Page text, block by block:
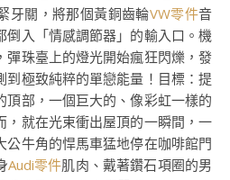
牙關，將那個黃銅齒輪VW零件音
倒入「情感調節器」的輸入口。機
彈珠臺上的燈光開始瘋狂閃爍，發
到極致純粹的單戀能量！目標：提
頂部，一個巨大的、像彩虹一樣的
，就在光束衝出屋頂的一瞬間，一
公牛角的悍馬車猛地停在咖啡館門
Audi零件肌肉、戴著鑽石項圈的男